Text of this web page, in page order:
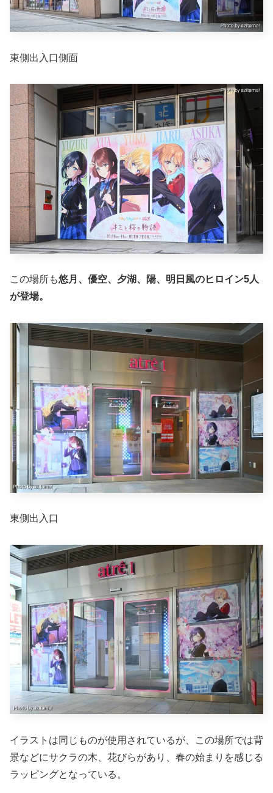
東側出入口側面
この場所も悠月、優空、夕湖、陽、明日風のヒロイン5人
が登場。
東側出入口
イラストは同じものが使用されているが、この場所では背
景などにサクラの木、花びらがあり、春の始まりを感じる
ラッピングとなっている。